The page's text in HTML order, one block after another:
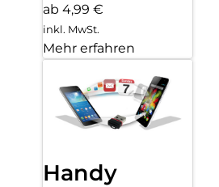
ab 4,99 €
inkl. MwSt.
Mehr erfahren
Handy